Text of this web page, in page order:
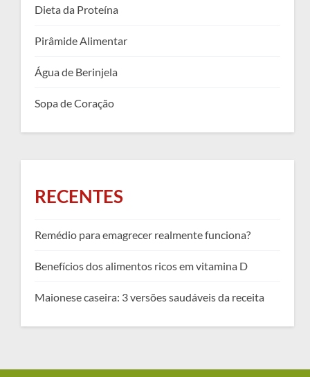
Dieta da Proteína
Pirâmide Alimentar
Água de Berinjela
Sopa de Coração
RECENTES
Remédio para emagrecer realmente funciona?
Benefícios dos alimentos ricos em vitamina D
Maionese caseira: 3 versões saudáveis da receita